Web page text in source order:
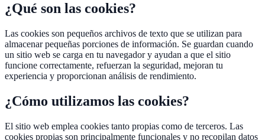
¿Qué son las cookies?
Las cookies son pequeños archivos de texto que se utilizan para
almacenar pequeñas porciones de información. Se guardan cuando
un sitio web se carga en tu navegador y ayudan a que el sitio
funcione correctamente, refuerzan la seguridad, mejoran tu
experiencia y proporcionan análisis de rendimiento.
¿Cómo utilizamos las cookies?
El sitio web emplea cookies tanto propias como de terceros. Las
cookies propias son principalmente funcionales y no recopilan datos